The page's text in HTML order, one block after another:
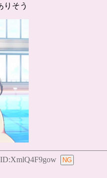
りそう
ID:XmlQ4F9gow